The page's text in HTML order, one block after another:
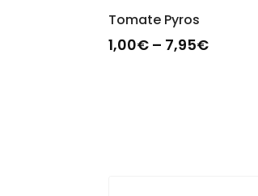
Tomate Pyros
1,00€ – 7,95€